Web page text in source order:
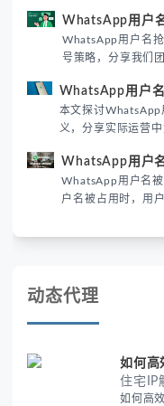
际差异，帮助团队
WhatsApp用户
WhatsApp用户名
号策略，分享我们
性直接影响转化率
WhatsApp用户
本文探讨WhatsApp
义，分享实际运营
已成为全球数字沟
WhatsApp用户
WhatsApp用户名
户名被占用时，用
账号安全。
动态代理
如何高
住宅IP
如何高